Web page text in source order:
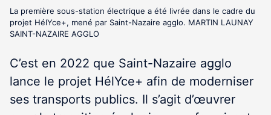
La première sous-station électrique a été livrée dans le cadre du
projet HélYce+, mené par Saint-Nazaire agglo. MARTIN LAUNAY
SAINT-NAZAIRE AGGLO
C’est en 2022 que Saint-Nazaire agglo
lance le projet HélYce+ afin de moderniser
ses transports publics. Il s’agit d’œuvrer